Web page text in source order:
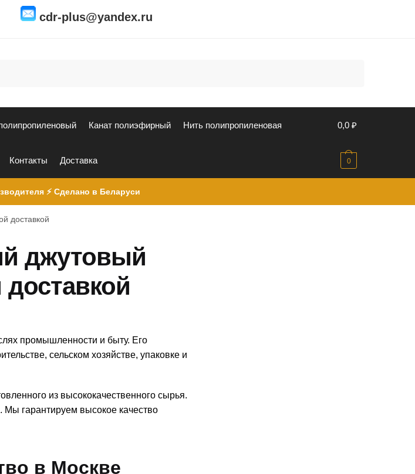
cdr-plus@yandex.ru
Канат полиэфирный Нить полипропиленовая
Контакты Доставка
0,0₽
0
⚡ Сделано в Беларуси
доставкой
джутовый
промышленности и быту. Его
сельском хозяйстве, упаковке и
из высококачественного сырья.
Мы гарантируем высокое качество
в Москве